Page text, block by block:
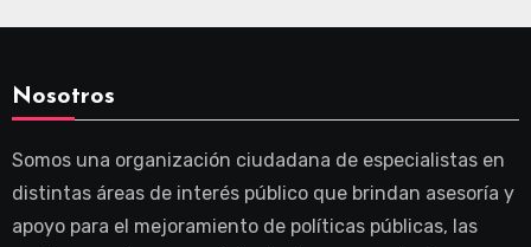
Nosotros
Somos una organización ciudadana de especialistas en
distintas áreas de interés público que brindan asesoría y
apoyo para el mejoramiento de políticas públicas, las